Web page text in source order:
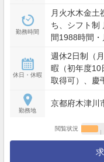
勤務時間
月火水木金土祝9：
ち、シフト制
間1988時間
じて勤務時間
休日・休暇
週休2日制（
暇（初年度10
取得可）、慶
勤務地
京都府木津川
閲覧状況